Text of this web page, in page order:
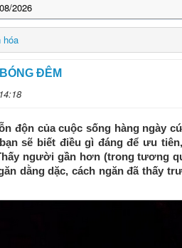
2026
hóa
ĐÊM
độn của cuộc sống hàng ngày
sẽ biết điều gì đáng để ưu
người gần hơn (trong tương
dằng dặc, cách ngăn đã thấy